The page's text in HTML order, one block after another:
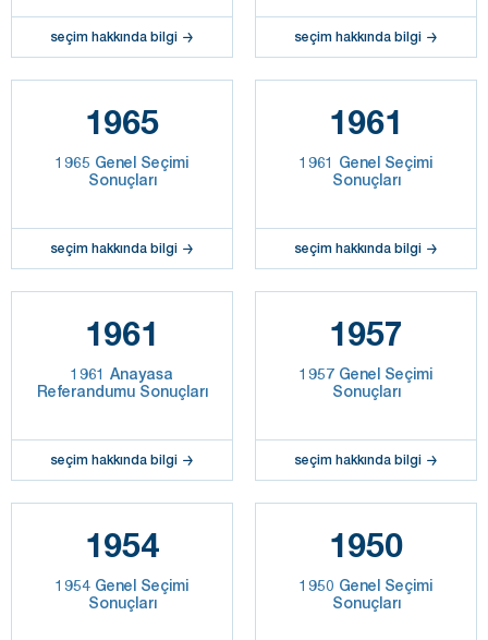
seçim hakkında bilgi seçim hakkında bilgi
1965
1965 Genel Seçimi
Sonuçları
seçim hakkında bilgi
1961
1961 Genel Seçimi
Sonuçları
seçim hakkında bilgi
1961
1961 Anayasa
Referandumu Sonuçları
seçim hakkında bilgi
1957
1957 Genel Seçimi
Sonuçları
seçim hakkında bilgi
1954
1954 Genel Seçimi
Sonuçları
1950
1950 Genel Seçimi
Sonuçları